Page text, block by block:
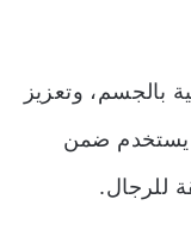
بالجسم، وتعزيز
يستخدم ضمن
للرجال.